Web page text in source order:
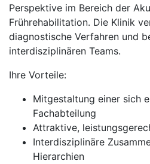
Perspektive im Bereich der
Frührehabilitation. Die Klinik
diagnostische Verfahren und
interdisziplinären Teams.
Ihre Vorteile:
Mitgestaltung einer sich
Fachabteilung
Attraktive,
Interdisziplinäre
Hierarchien